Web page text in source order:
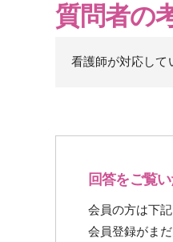
質問者の
看護師が対応して
回答をご覧
会員の方は下
会員登録がま